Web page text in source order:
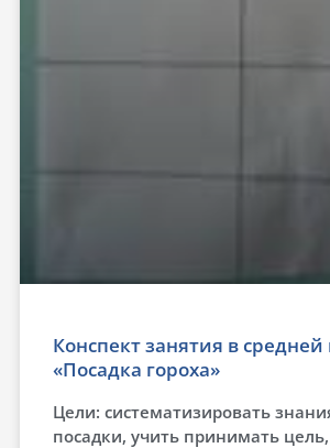
Конспект занятия в средней
«Посадка гороха»
Цели: систематизировать
посадки, учить принимать